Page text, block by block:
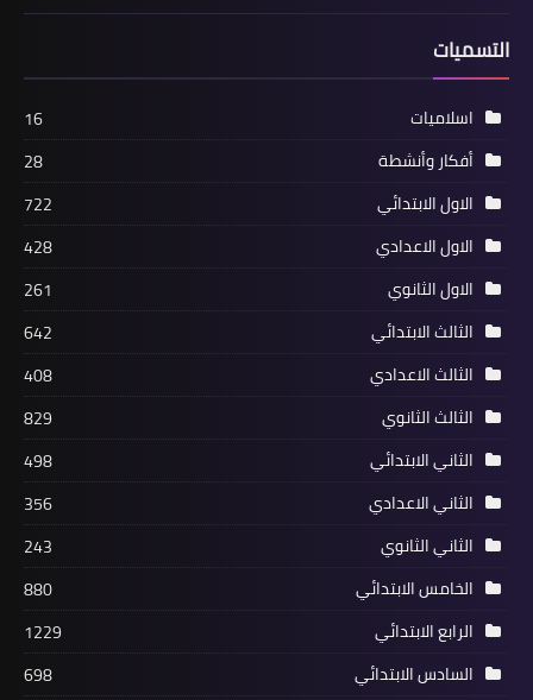
التسميات
اسلاميات
16
أفكار وأنشطة
28
الاول الابتدائي
722
الاول الاعدادي
428
الاول الثانوي
261
الثالث الابتدائي
642
الثالث الاعدادي
408
الثالث الثانوي
829
الثاني الابتدائي
498
الثاني الاعدادي
356
الثاني الثانوي
243
الخامس الابتدائي
880
الرابع الابتدائي
1229
السادس الابتدائي
698